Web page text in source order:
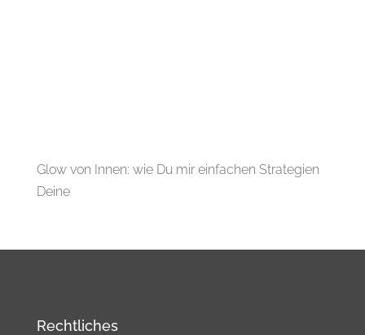
Glow von Innen: wie Du mir einfachen Strategien
Deine
Rechtliches